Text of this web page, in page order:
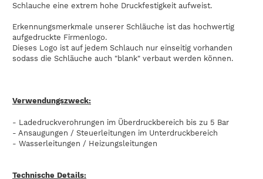
Schlauche eine extrem hohe Druckfestigkeit aufweist.
Erkennungsmerkmale unserer Schläuche ist das hochwertig
aufgedruckte Firmenlogo.
Dieses Logo ist auf jedem Schlauch nur einseitig vorhanden
sodass die Schläuche auch "blank" verbaut werden können.
Verwendungszweck:
- Ladedruckverohrungen im Überdruckbereich bis zu 5 Bar
- Ansaugungen / Steuerleitungen im Unterdruckbereich
- Wasserleitungen / Heizungsleitungen
Technische Details: